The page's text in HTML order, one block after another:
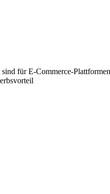
für E-Commerce-Plattformen